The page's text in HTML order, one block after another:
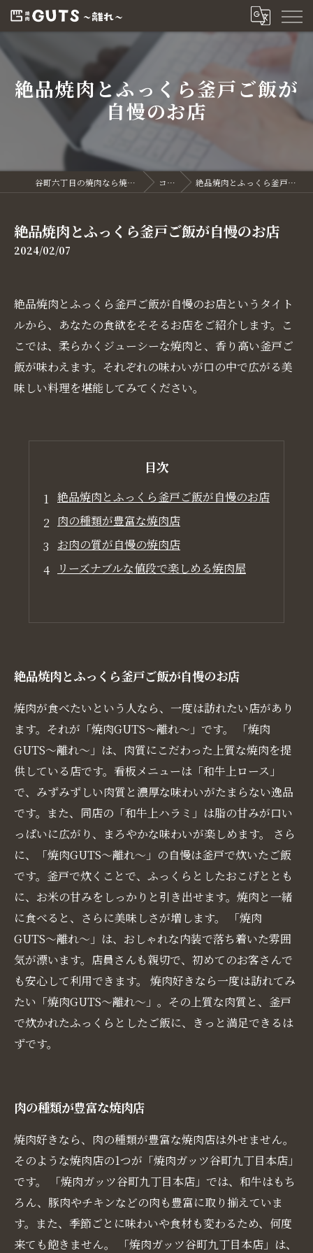
絶品焼肉とふっくら釜戸ご飯が
自慢のお店
谷町六丁目の焼肉なら焼肉GUTS～離れ～ コラム 絶品焼肉とふっくら釜戸ご飯が自慢のお店
絶品焼肉とふっくら釜戸ご飯が自慢のお店
2024/02/07
絶品焼肉とふっくら釜戸ご飯が自慢のお店というタイト
ルから、あなたの食欲をそそるお店をご紹介します。こ
こでは、柔らかくジューシーな焼肉と、香り高い釜戸ご
飯が味わえます。それぞれの味わいが口の中で広がる美
味しい料理を堪能してみてください。
目次
絶品焼肉とふっくら釜戸ご飯が自慢のお店
肉の種類が豊富な焼肉店
お肉の質が自慢の焼肉店
リーズナブルな値段で楽しめる焼肉屋
絶品焼肉とふっくら釜戸ご飯が自慢のお店
焼肉が食べたいという人なら、一度は訪れたい店があり
ます。それが「焼肉GUTS〜離れ〜」です。 「焼肉
GUTS〜離れ〜」は、肉質にこだわった上質な焼肉を提
供している店です。看板メニューは「和牛上ロース」
で、みずみずしい肉質と濃厚な味わいがたまらない逸品
です。また、同店の「和牛上ハラミ」は脂の甘みが口い
っぱいに広がり、まろやかな味わいが楽しめます。 さら
に、「焼肉GUTS〜離れ〜」の自慢は釜戸で炊いたご飯
です。釜戸で炊くことで、ふっくらとしたおこげととも
に、お米の甘みをしっかりと引き出せます。焼肉と一緒
に食べると、さらに美味しさが増します。 「焼肉
GUTS〜離れ〜」は、おしゃれな内装で落ち着いた雰囲
気が漂います。店員さんも親切で、初めてのお客さんで
も安心して利用できます。 焼肉好きなら一度は訪れてみ
たい「焼肉GUTS〜離れ〜」。その上質な肉質と、釜戸
で炊かれたふっくらとしたご飯に、きっと満足できるは
ずです。
肉の種類が豊富な焼肉店
焼肉好きなら、肉の種類が豊富な焼肉店は外せません。
そのような焼肉店の1つが「焼肉ガッツ谷町九丁目本店」
です。 「焼肉ガッツ谷町九丁目本店」では、和牛はもち
ろん、豚肉やチキンなどの肉も豊富に取り揃えていま
す。また、季節ごとに味わいや食材も変わるため、何度
来ても飽きません。 「焼肉ガッツ谷町九丁目本店」は、